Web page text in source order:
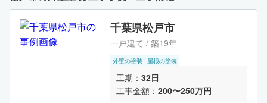
千葉県松戸市
一戸建て / 築19年
外壁の塗装 屋根の塗装
工期： 32日
工事金額： 200〜250万円